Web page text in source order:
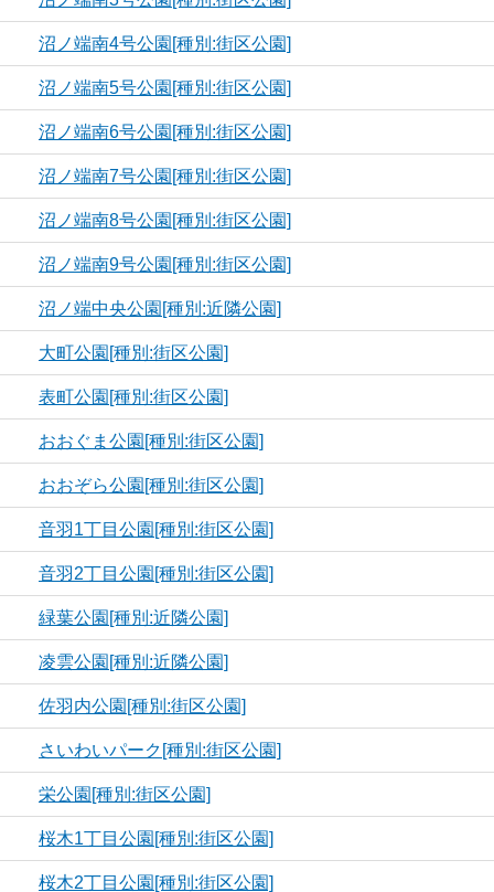
沼ノ端南4号公園[種別:街区公園]
沼ノ端南5号公園[種別:街区公園]
沼ノ端南6号公園[種別:街区公園]
沼ノ端南7号公園[種別:街区公園]
沼ノ端南8号公園[種別:街区公園]
沼ノ端南9号公園[種別:街区公園]
沼ノ端中央公園[種別:近隣公園]
大町公園[種別:街区公園]
表町公園[種別:街区公園]
おおぐま公園[種別:街区公園]
おおぞら公園[種別:街区公園]
音羽1丁目公園[種別:街区公園]
音羽2丁目公園[種別:街区公園]
緑葉公園[種別:近隣公園]
凌雲公園[種別:近隣公園]
佐羽内公園[種別:街区公園]
さいわいパーク[種別:街区公園]
栄公園[種別:街区公園]
桜木1丁目公園[種別:街区公園]
桜木2丁目公園[種別:街区公園]